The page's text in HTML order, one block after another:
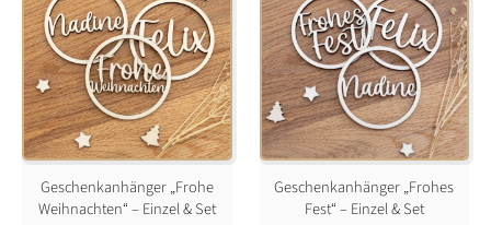
Die
Optionen
können
auf
der
Produktseite
gewählt
werden
auf.
Die
Optionen
können
auf
der
Produktseite
gewählt
werden
Geschenkanhänger „Frohe
Weihnachten“ – Einzel & Set
Geschenkanhänger „Frohes
Fest“ – Einzel & Set